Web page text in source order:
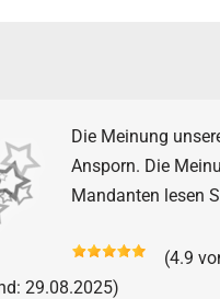
Die Meinung
Ansporn. Die
Mandanten lesen
(4.9
29.08.2025)